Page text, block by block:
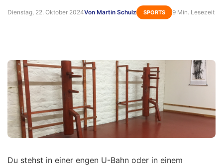
Dienstag, 22. Oktober 2024Von Martin Schulz SPORTS 9 Min. Lesezeit
Du stehst in einer engen U-Bahn oder in einem